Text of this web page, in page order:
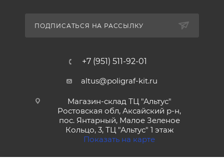
ПОДПИСАТЬСЯ НА РАССЫЛКУ
+7 (951) 511-92-01
altus@poligraf-kit.ru
Магазин-склад ТЦ "Альтус"
Ростовская обл, Аксайский р-н,
пос. Янтарный, Малое Зеленое
Кольцо, 3, ТЦ "Альтус" 1 этаж
Показать на карте